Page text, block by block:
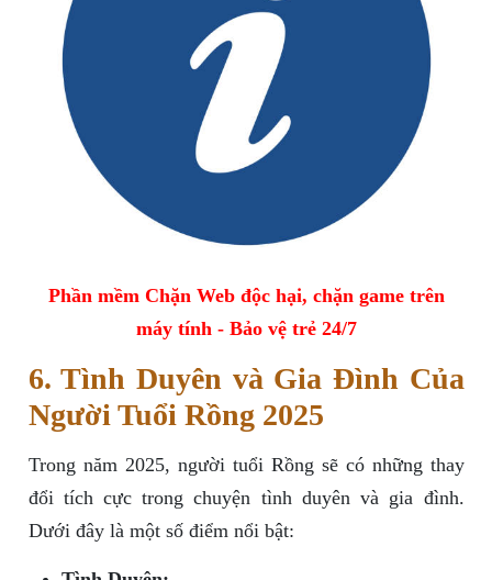
Phần mềm Chặn Web độc hại, chặn game trên
máy tính - Bảo vệ trẻ 24/7
6. Tình Duyên và Gia Đình Của
Người Tuổi Rồng 2025
Trong năm 2025, người tuổi Rồng sẽ có những thay
đổi tích cực trong chuyện tình duyên và gia đình.
Dưới đây là một số điểm nổi bật: